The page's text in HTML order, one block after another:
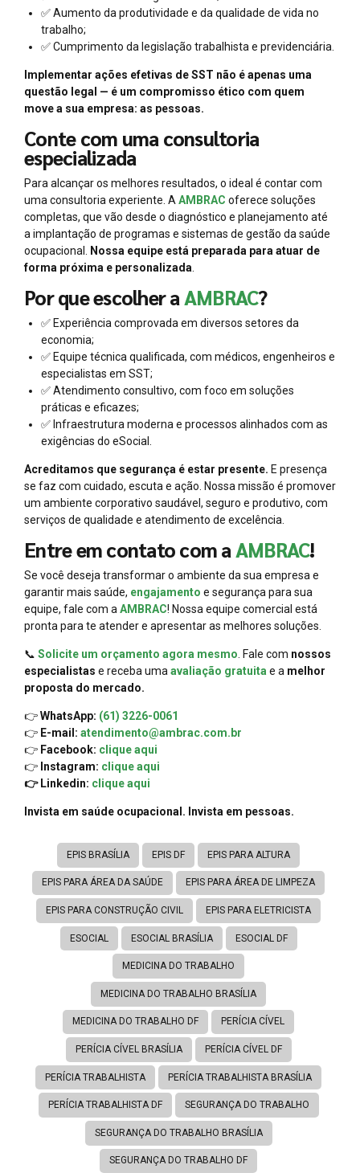
✅ Aumento da produtividade e da qualidade de vida no
trabalho;
✅ Cumprimento da legislação trabalhista e previdenciária.
Implementar ações efetivas de SST não é apenas uma
questão legal — é um compromisso ético com quem
move a sua empresa: as pessoas.
Conte com uma consultoria
especializada
Para alcançar os melhores resultados, o ideal é contar com
uma consultoria experiente. AAMBRAC oferece soluções
completas, que vão desde o diagnóstico e planejamento até
a implantação de programas e sistemas de gestão da saúde
ocupacional. Nossa equipe está preparada para atuar de
forma próxima e personalizada.
Por que escolher aAMBRAC?
✅ Experiência comprovada em diversos setores da
economia;
✅ Equipe técnica qualificada, com médicos, engenheiros e
especialistas em SST;
✅ Atendimento consultivo, com foco em soluções
práticas e eficazes;
✅ Infraestrutura moderna e processos alinhados com as
exigências do eSocial.
Acreditamos que segurança é estar presente. E presença
se faz com cuidado, escuta e ação. Nossa missão é promover
um ambiente corporativo saudável, seguro e produtivo, com
serviços de qualidade e atendimento de excelência.
Entre em contato com aAMBRAC!
Se você deseja transformar o ambiente da sua empresa e
garantir mais saúde, engajamento e segurança para sua
equipe, fale com a AMBRAC! Nossa equipe comercial está
pronta para te atender e apresentar as melhores soluções.
📞 Solicite um orçamento agora mesmo . Fale com nossos
especialistas e receba uma avaliação gratuita e a melhor
proposta do mercado.
👉WhatsApp: (61) 3226-0061
👉 E-mail: atendimento@ambrac.com.br
👉 Facebook: clique aqui
👉 Instagram: clique aqui
👉 Linkedin: clique aqui
Invista em saúde ocupacional. Invista em pessoas.
EPIS BRASÍLIA EPIS DF EPIS PARA ALTURA
EPIS PARA ÁREA DA SAÚDE EPIS PARA ÁREA DE LIMPEZA
EPIS PARA CONSTRUÇÃO CIVIL EPIS PARA ELETRICISTA
ESOCIAL ESOCIAL BRASÍLIA ESOCIAL DF
MEDICINA DO TRABALHO
MEDICINA DO TRABALHO BRASÍLIA
MEDICINA DO TRABALHO DF PERÍCIA CÍVEL
PERÍCIA CÍVEL BRASÍLIA PERÍCIA CÍVEL DF
PERÍCIA TRABALHISTA PERÍCIA TRABALHISTA BRASÍLIA
PERÍCIA TRABALHISTA DF SEGURANÇA DO TRABALHO
SEGURANÇA DO TRABALHO BRASÍLIA
SEGURANÇA DO TRABALHO DF